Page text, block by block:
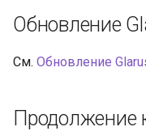
Обновление
См. Обновление
Продолжение